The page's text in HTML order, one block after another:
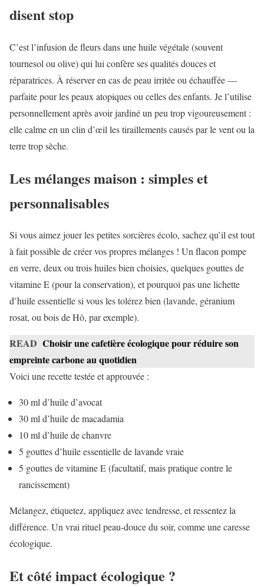
disent stop
C’est l’infusion de fleurs dans une huile végétale (souvent
tournesol ou olive) qui lui confère ses qualités douces et
réparatrices. À réserver en cas de peau irritée ou échauffée —
parfaite pour les peaux atopiques ou celles des enfants. Je l’utilise
personnellement après avoir jardiné un peu trop vigoureusement :
elle calme en un clin d’œil les tiraillements causés par le vent ou la
terre trop sèche.
Les mélanges maison : simples et
personnalisables
Si vous aimez jouer les petites sorcières écolo, sachez qu’il est tout
à fait possible de créer vos propres mélanges ! Un flacon pompe
en verre, deux ou trois huiles bien choisies, quelques gouttes de
vitamine E (pour la conservation), et pourquoi pas une lichette
d’huile essentielle si vous les tolérez bien (lavande, géranium
rosat, ou bois de Hô, par exemple).
READ Choisir une cafetière écologique pour réduire son
empreinte carbone au quotidien
Voici une recette testée et approuvée :
30 ml d’huile d’avocat
30 ml d’huile de macadamia
10 ml d’huile de chanvre
5 gouttes d’huile essentielle de lavande vraie
5 gouttes de vitamine E (facultatif, mais pratique contre le
rancissement)
Mélangez, étiquetez, appliquez avec tendresse, et ressentez la
différence. Un vrai rituel peau-douce du soir, comme une caresse
écologique.
Et côté impact écologique ?